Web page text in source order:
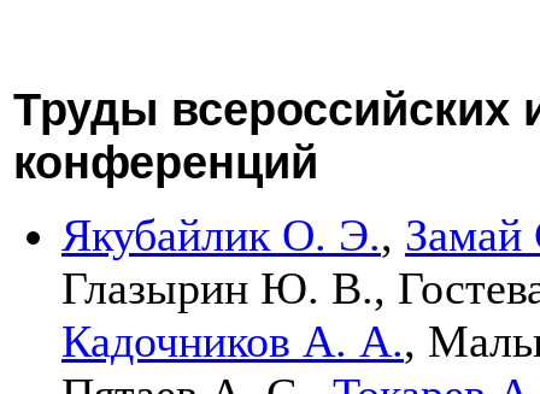
Труды всероссийских
конференций
Якубайлик О. Э.,
Глазырин Ю. В.,
Кадочников А. А.,